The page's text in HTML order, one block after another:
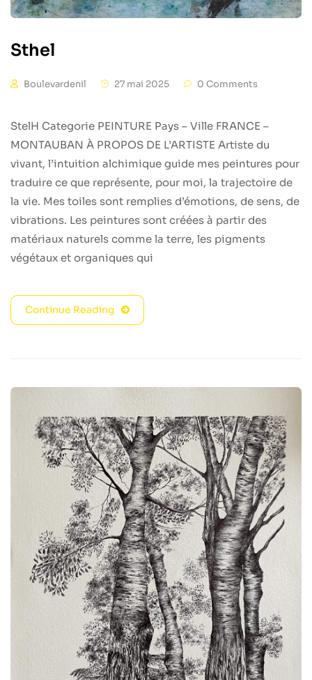
Sthel
Boulevardenil 27 mai 2025 0 Comments
StelH Categorie PEINTURE Pays – Ville FRANCE –
MONTAUBAN À PROPOS DE L’ARTISTE Artiste du
vivant, l’intuition alchimique guide mes peintures pour
traduire ce que représente, pour moi, la trajectoire de
la vie. Mes toiles sont remplies d’émotions, de sens, de
vibrations. Les peintures sont créées à partir des
matériaux naturels comme la terre, les pigments
végétaux et organiques qui
Continue Reading